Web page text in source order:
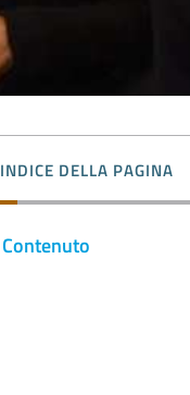
INDICE DELLA PAGINA
Contenuto